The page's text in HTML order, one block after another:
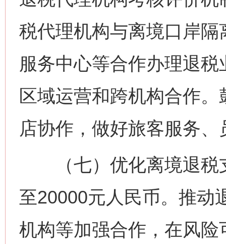
税代理机构与离境口岸
服务中心等合作办理退
区域运营和跨机构合作
店协作，做好旅客服务
（七）优化离境退税
至20000元人民币。推动
机构等加强合作，在风